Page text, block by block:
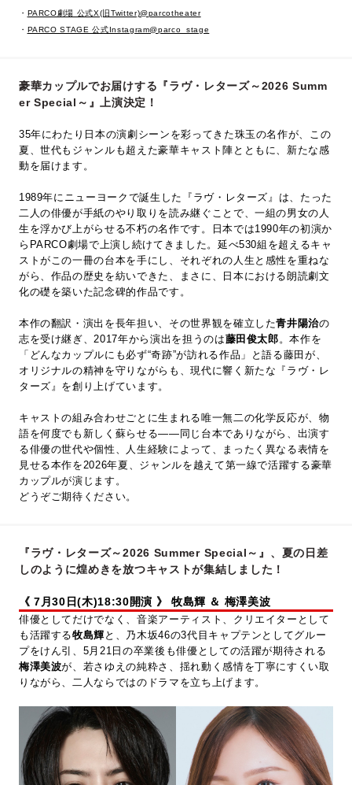
・ PARCO劇場 公式X(旧Twitter)@parcotheater
・ PARCO STAGE 公式Instagram@parco_stage
豪華カップルでお届けする『ラヴ・レターズ～2026 Summ
er Special～』上演決定！
35年にわたり日本の演劇シーンを彩ってきた珠玉の名作が、この
夏、世代もジャンルも超えた豪華キャスト陣とともに、新たな感
動を届けます。
1989年にニューヨークで誕生した『ラヴ・レターズ』は、たった
二人の俳優が手紙のやり取りを読み継ぐことで、一組の男女の人
生を浮かび上がらせる不朽の名作です。日本では1990年の初演か
らPARCO劇場で上演し続けてきました。延べ530組を超えるキャ
ストがこの一冊の台本を手にし、それぞれの人生と感性を重ねな
がら、作品の歴史を紡いできた、まさに、日本における朗読劇文
化の礎を築いた記念碑的作品です。
本作の翻訳・演出を長年担い、その世界観を確立した青井陽治の
志を受け継ぎ、2017年から演出を担うのは藤田俊太郎。本作を
「どんなカップルにも必ず“奇跡”が訪れる作品」と語る藤田が、
オリジナルの精神を守りながらも、現代に響く新たな『ラヴ・レ
ターズ』を創り上げています。
キャストの組み合わせごとに生まれる唯一無二の化学反応が、物
語を何度でも新しく蘇らせる――同じ台本でありながら、出演す
る俳優の世代や個性、人生経験によって、まったく異なる表情を
見せる本作を2026年夏、ジャンルを越えて第一線で活躍する豪華
カップルが演じます。
どうぞご期待ください。
『ラヴ・レターズ～2026 Summer Special～』、夏の日差
しのように煌めきを放つキャストが集結しました！
《 7月30日(木)18:30開演 》 牧島輝 ＆ 梅澤美波
俳優としてだけでなく、音楽アーティスト、クリエイターとして
も活躍する牧島輝 と、乃木坂46の3代目キャプテンとしてグルー
プをけん引、5月21日の卒業後も俳優としての活躍が期待される
梅澤美波が、若さゆえの純粋さ、揺れ動く感情を丁寧にすくい取
りながら、二人ならではのドラマを立ち上げます。